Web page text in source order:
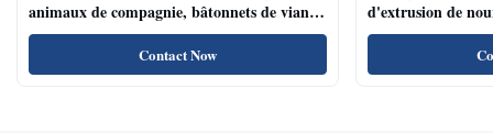
animaux de compagnie, bâtonnets de viande
de chien, machine d'extrusion de nourriture
pour animaux de compagnie avec système de
plateau automatique
Contact Now
d'extrusion de
compagnie haute
naturels de